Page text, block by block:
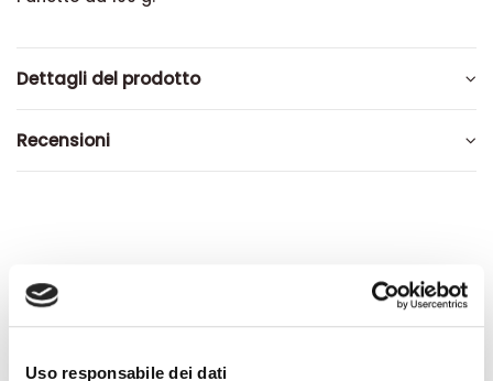
Uso responsabile dei dati
Dettagli del prodotto
Recensioni
Altri prodotti che potrebbero
-42%